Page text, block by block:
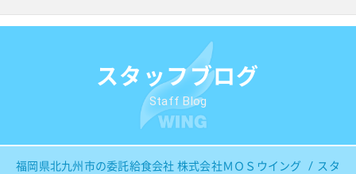
スタッフブログ
Staff Blog
福岡県北九州市の委託給食会社 株式会社ＭＯＳウイング スタッ